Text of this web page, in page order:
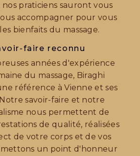
praticiens sauront vous
accompagner pour vous
bienfaits du massage.
faire reconnu
années d'expérience
du massage, Biraghi
référence à Vienne et ses
savoir-faire et notre
nous permettent de
de qualité, réalisées
de votre corps et de vos
mettons un point d'honneur